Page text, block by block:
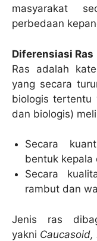
masyarakat
perbedaan
Diferensiasi Ras
Ras adalah
yang secara
biologis tertentu
dan biologis)
Secara
bentuk kepala
Secara
rambut dan
Jenis ras
yakni